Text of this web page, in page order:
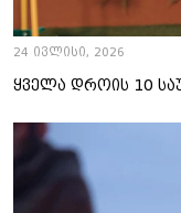
24 ივლისი, 2026
ყველა დროის 10